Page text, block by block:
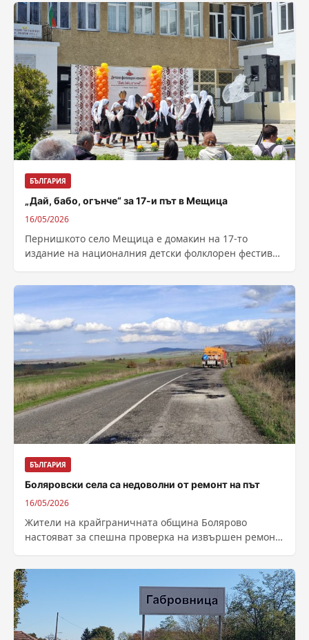
БЪЛГАРИЯ
„Дай, бабо, огънче“ за 17-и път в Мещица
16/05/2026
Пернишкото село Мещица е домакин на 17-то
издание на националния детски фолклорен фестивал
БЪЛГАРИЯ
Боляровски села са недоволни от ремонт на път
16/05/2026
Жители на крайграничната община Болярово
настояват за спешна проверка на извършен ремонт